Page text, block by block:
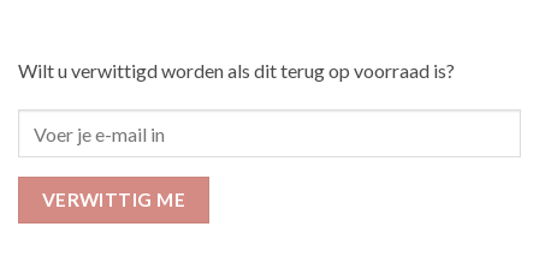
Wilt u verwittigd worden als dit terug op voorraad is?
VERWITTIG ME